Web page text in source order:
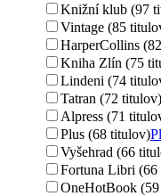
Knižní klub (97
Vintage (85
HarperCollins
Kniha Zlín (75
Lindeni (74
Tatran (72 titulov)
Alpress (71
Plus (68 titulov)
Vyšehrad (66
Fortuna Libri
OneHotBook